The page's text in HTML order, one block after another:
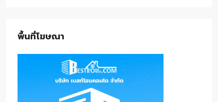
พื้นที่โฆษณา